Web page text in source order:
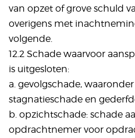
van opzet of grove schuld
overigens met
volgende.
12.2 Schade waarvoor
is uitgesloten:
a. gevolgschade,
stagnatieschade en
b. opzichtschade: schade
opdrachtnemer voor